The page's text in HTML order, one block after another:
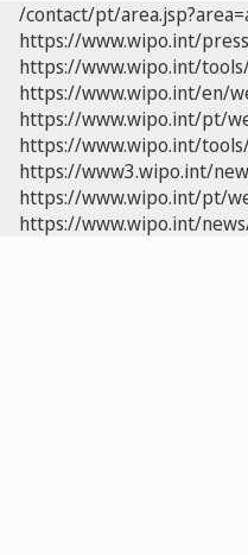
/contact/pt/
https://www.wipo.int/
https://www.wipo.int/
https://www.wipo.int/en/
https://www.wipo.int/pt/
https://www.wipo.int/
https://www3.wipo.int/
https://www.wipo.int/pt/
https://www.wipo.int/